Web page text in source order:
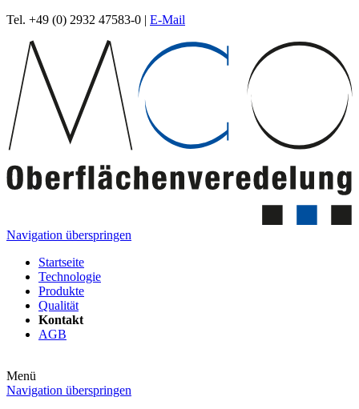
Tel. +49 (0) 2932 47583-0 | E-Mail
Navigation überspringen
Startseite
Technologie
Produkte
Qualität
Kontakt
AGB
Menü
Navigation überspringen